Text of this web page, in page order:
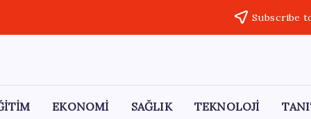
Subscribe
EKONOMİ SAĞLIK TEKNOLOJİ